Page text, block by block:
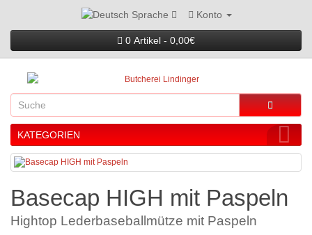
Sprache Konto
0 Artikel - 0,00€
KATEGORIEN
Basecap HIGH mit Paspeln
Hightop Lederbaseballmütze mit Paspeln